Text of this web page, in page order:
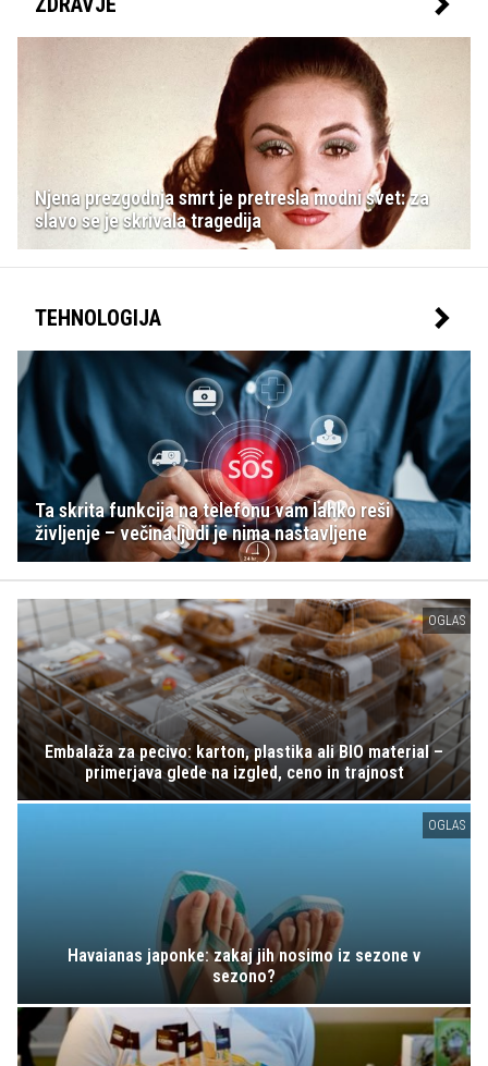
Njena prezgodnja smrt je pretresla modni svet: za
slavo se je skrivala tragedija
TEHNOLOGIJA
Ta skrita funkcija na telefonu vam lahko reši
življenje – večina ljudi je nima nastavljene
OGLAS
Embalaža za pecivo: karton, plastika ali BIO material –
primerjava glede na izgled, ceno in trajnost
OGLAS
Havaianas japonke: zakaj jih nosimo iz sezone v
sezono?